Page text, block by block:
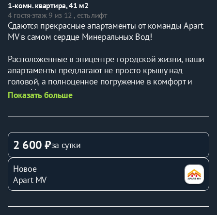
1-комн. квартира, 41 м2
4 гостя·этаж 9 из 12 , есть лифт
Сдаются прекрасные апартаменты от команды Apart
MV в самом сердце Минеральных Вод!
Расположенные в эпицентре городской жизни, наши
апартаменты предлагают не просто крышу над
головой, а полноценное погружение в комфорт и
стиль. Из окон открывается захватывающий вид на
достопримечательности, позволяющий почувствовать
Мы предлагаем просторные и светлые апартаменты,
выполненные в современном дизайне с
использованием высококачественных материалов.
Полностью оборудованная кухня позволит вам с
легкостью воплощать любые кулинарные фантазии, а
удобная мебель и продуманное освещение создадут
Показать больше
2 600 ₽за сутки
Новое
Apart MV